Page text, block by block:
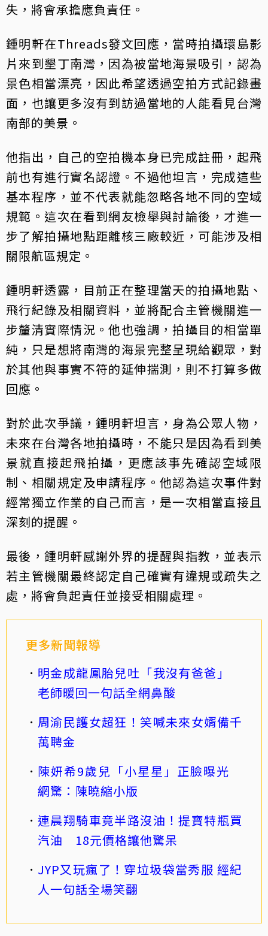
失，將會承擔應負責任。
鍾明軒在Threads發文回應，當時拍攝環島影
片來到墾丁南灣，因為被當地海景吸引，認為
景色相當漂亮，因此希望透過空拍方式記錄畫
面，也讓更多沒有到訪過當地的人能看見台灣
南部的美景。
他指出，自己的空拍機本身已完成註冊，起飛
前也有進行實名認證。不過他坦言，完成這些
基本程序，並不代表就能忽略各地不同的空域
規範。這次在看到網友檢舉與討論後，才進一
步了解拍攝地點距離核三廠較近，可能涉及相
關限航區規定。
鍾明軒透露，目前正在整理當天的拍攝地點、
飛行紀錄及相關資料，並將配合主管機關進一
步釐清實際情況。他也強調，拍攝目的相當單
純，只是想將南灣的海景完整呈現給觀眾，對
於其他與事實不符的延伸揣測，則不打算多做
回應。
對於此次爭議，鍾明軒坦言，身為公眾人物，
未來在台灣各地拍攝時，不能只是因為看到美
景就直接起飛拍攝，更應該事先確認空域限
制、相關規定及申請程序。他認為這次事件對
經常獨立作業的自己而言，是一次相當直接且
深刻的提醒。
最後，鍾明軒感謝外界的提醒與指教，並表示
若主管機關最終認定自己確實有違規或疏失之
處，將會負起責任並接受相關處理。
更多新聞報導
明金成龍鳳胎兒吐「我沒有爸爸」
老師暖回一句話全網鼻酸
周渝民護女超狂！笑喊未來女婿備千
萬聘金
陳妍希9歲兒「小星星」正臉曝光
網驚：陳曉縮小版
連晨翔騎車竟半路沒油！提寶特瓶買
汽油 18元價格讓他驚呆
JYP又玩瘋了！穿垃圾袋當秀服 經紀
人一句話全場笑翻